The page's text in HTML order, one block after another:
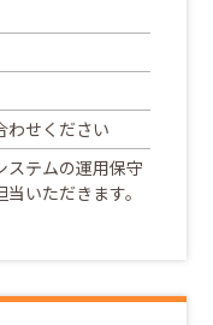
わせください
ステムの運用保守
いただきます。